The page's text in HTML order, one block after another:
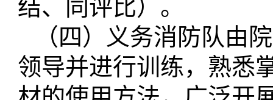
结、同评比）。
（四）义务消防队由
领导并进行训练，熟悉